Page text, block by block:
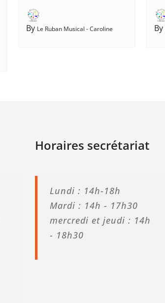
By Le Ruban Musical - Caroline By
Horaires secrétariat
Lundi : 14h-18h
Mardi : 14h - 17h30
mercredi et jeudi : 14h
- 18h30